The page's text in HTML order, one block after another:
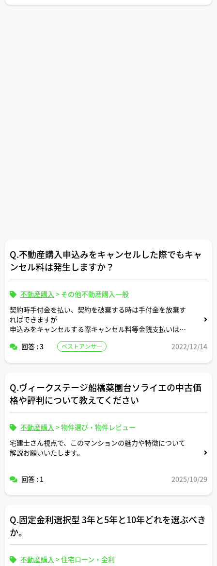
Q.不動産購入申込みをキャンセルした際でもキャ
ンセル料は発生しますか？
不動産購入 > その他不動産購入一般
契約時手付金を払い、契約を破棄する時は手付金を放棄す
ればできますが
申込みをキャンセルする際キャンセル料等金銭支払いは発
回答 : 3
ベストアンサー 2022/12/14
Q.ヴィークステージ船橋薬園台ソライエの中古価
格や評判について教えてください
不動産購入 >物件選び・物件レビュー
宅建士さん視点で、このマンションの魅力や特徴について
解説お願いいたします。
回答 : 1 2025/10/29
Q.固定金利選択型 3年と5年と10年どれを選ぶべき
か。
不動産購入 >住宅ローン・金利